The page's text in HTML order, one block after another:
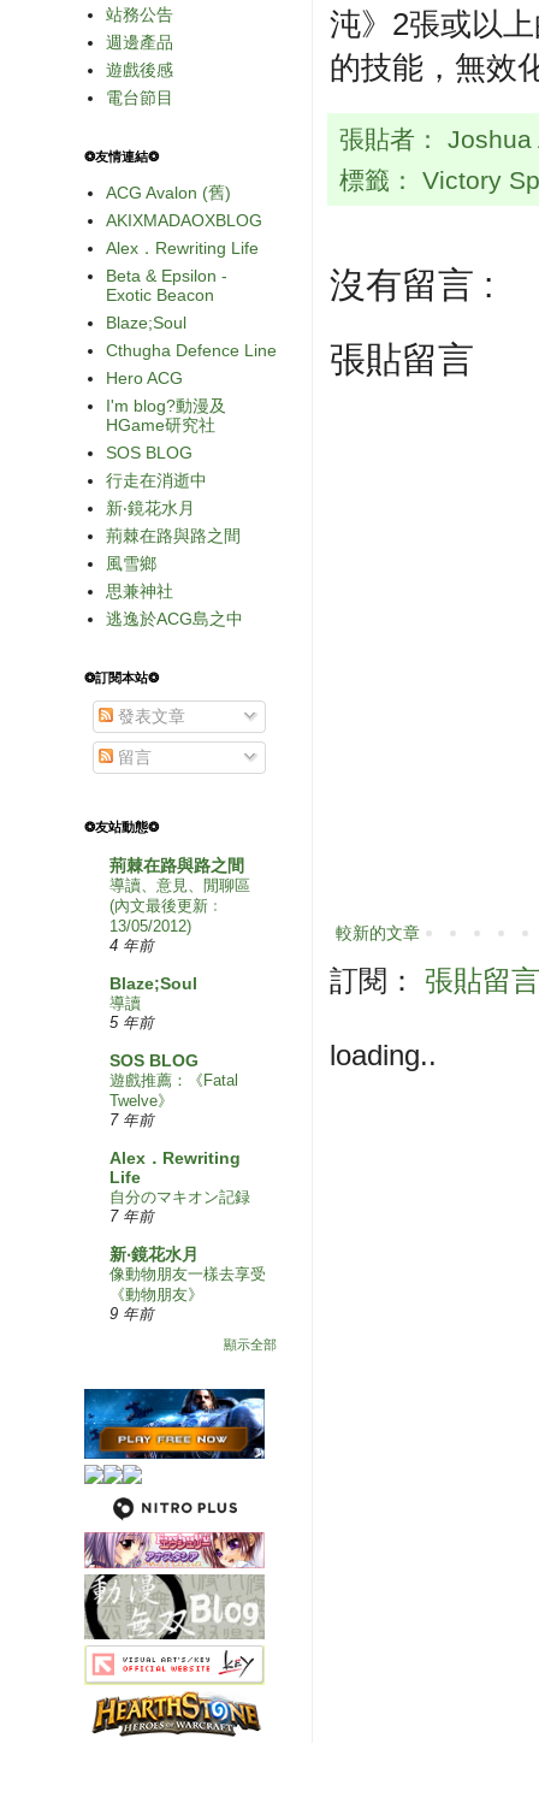
沌》2張或以
的技能，無效
張貼者：
標籤： Victory
沒有留言 :
張貼留言
較新的文章
訂閱： 張貼留
loading..
站務公告
週邊產品
遊戲後感
電台節目
❂友情連結❂
ACG Avalon (舊)
AKIXMADAOXBLOG
Alex．Rewriting Life
Beta & Epsilon -
Exotic Beacon
Blaze;Soul
Cthugha Defence Line
Hero ACG
I'm blog?動漫及
HGame研究社
SOS BLOG
行走在消逝中
新‧鏡花水月
荊棘在路與路之間
風雪鄉
思兼神社
逃逸於ACG島之中
❂訂閱本站❂
發表文章
留言
❂友站動態❂
荊棘在路與路之間
導讀、意見、閒聊區
(內文最後更新﹕
13/05/2012)
4 年前
Blaze;Soul
導讀
5 年前
SOS BLOG
遊戲推薦：《Fatal
Twelve》
7 年前
Alex．Rewriting
Life
自分のマキオン記録
7 年前
新‧鏡花水月
像動物朋友一樣去享受
《動物朋友》
9 年前
顯示全部